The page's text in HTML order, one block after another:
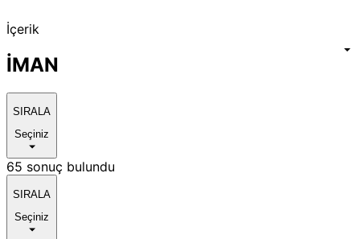
İçerik
İMAN
SIRALA
Seçiniz
65 sonuç bulundu
SIRALA
Seçiniz